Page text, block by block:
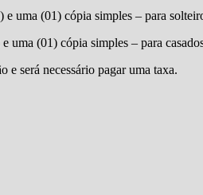
uma (01) cópia simples – para
uma (01) cópia simples – para
e será necessário pagar uma taxa.